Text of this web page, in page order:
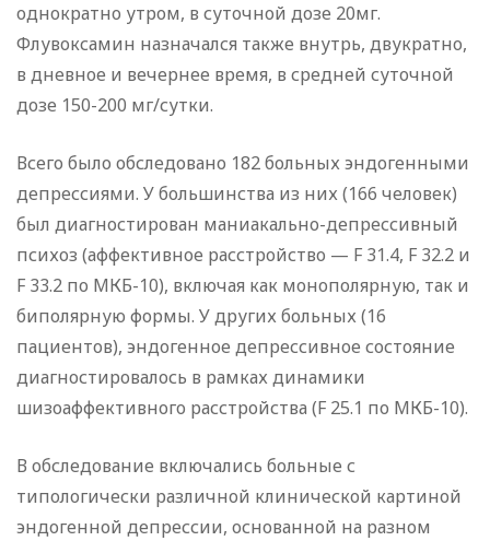
однократно утром, в суточной дозе 20мг.
Флувоксамин назначался также внутрь, двукратно,
в дневное и вечернее время, в средней суточной
дозе 150-200 мг/сутки.
Всего было обследовано 182 больных эндогенными
депрессиями. У большинства из них (166 человек)
был диагностирован маниакально-депрессивный
психоз (аффективное расстройство — F 31.4, F 32.2 и
F 33.2 по МКБ-10), включая как монополярную, так и
биполярную формы. У других больных (16
пациентов), эндогенное депрессивное состояние
диагностировалось в рамках динамики
шизоаффективного расстройства (F 25.1 по МКБ-10).
В обследование включались больные с
типологически различной клинической картиной
эндогенной депрессии, основанной на разном